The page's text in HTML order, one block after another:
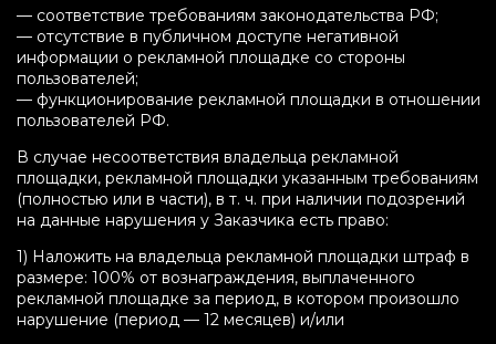
— соответствие требованиям законодательства РФ;
— отсутствие в публичном доступе негативной
информации о рекламной площадке со стороны
пользователей;
— функционирование рекламной площадки в отношении
пользователей РФ.
В случае несоответствия владельца рекламной
площадки, рекламной площадки указанным требованиям
(полностью или в части), в т. ч. при наличии подозрений
на данные нарушения у Заказчика есть право:
1) Наложить на владельца рекламной площадки штраф в
размере: 100% от вознаграждения, выплаченного
рекламной площадке за период, в котором произошло
нарушение (период — 12 месяцев) и/или